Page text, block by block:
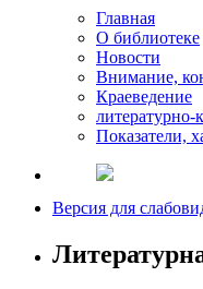
Главная
О библиотеке
Новости
Внимание,
Краеведение
литературно-
Показатели,
Версия для